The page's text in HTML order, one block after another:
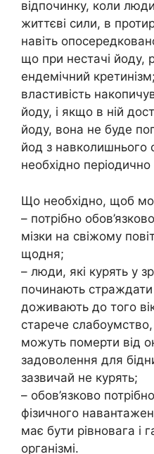
відпочинку, коли
життєві сили, в
навіть
що при нестачі йоду,
ендемічний
властивість
йоду, і якщо в ній
йоду, вона не буде
йод з
необхідно
Що необхідно, щоб
– потрібно
мізки на свіжому
щодня;
– люди, які курять у
починають
доживають до того
старече
можуть померти від
задоволення для
зазвичай не курять;
– обов’язково
фізичного
має бути рівновага і
організмі.